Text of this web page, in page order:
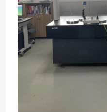
Video
Tentang Kami
Tur Pabrik